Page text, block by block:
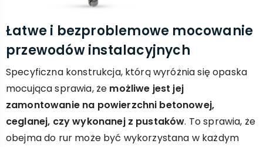
Łatwe i bezproblemowe mocowanie
przewodów instalacyjnych
Specyficzna konstrukcja, którą wyróżnia się opaska
mocująca sprawia, że możliwe jest jej
zamontowanie na powierzchni betonowej,
ceglanej, czy wykonanej z pustaków. To sprawia, że
obejma do rur może być wykorzystana w każdym